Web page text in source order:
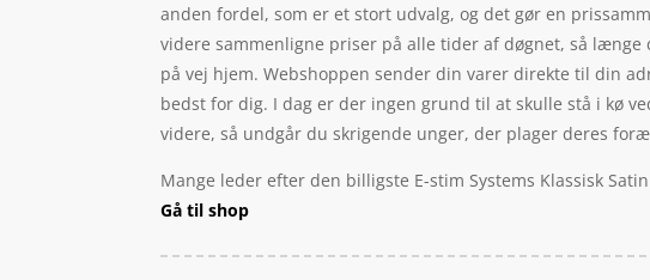
anden fordel, som er et stort udvalg, og det gør en
videre sammenligne priser på alle tider af døgnet, så
på vej hjem. Webshoppen sender din varer direkte til din
bedst for dig. I dag er der ingen grund til at skulle stå i kø
videre, så undgår du skrigende unger, der plager deres
Mange leder efter den billigste E-stim Systems Klassisk
Gå til shop